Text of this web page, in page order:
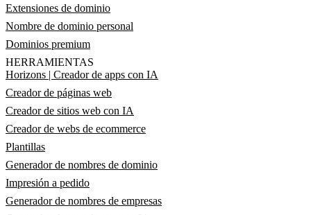
Extensiones de dominio
Nombre de dominio personal
Dominios premium
HERRAMIENTAS
Horizons | Creador de apps con IA
Creador de páginas web
Creador de sitios web con IA
Creador de webs de ecommerce
Plantillas
Generador de nombres de dominio
Impresión a pedido
Generador de nombres de empresas